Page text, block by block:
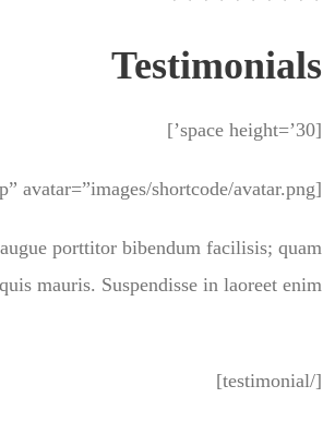
Testimonials
[space height=’30’]
[testimonial author=”Alycia E. Kelly” position=”Kelly Financial Group” avatar=”images/shortcode/avatar.png” ]
porttitor bibendum facilisis; quam
mauris. Suspendisse in laoreet enim.
[/testimonial]